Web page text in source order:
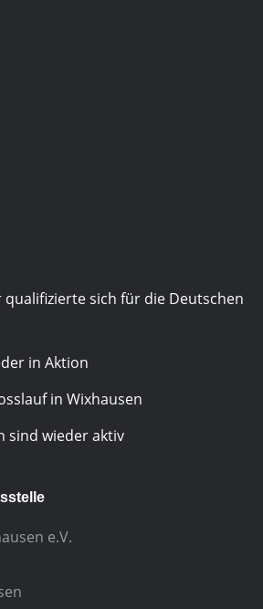
sich für die Deutschen
in Aktion
in Wixhausen
sind wieder aktiv
e.V.